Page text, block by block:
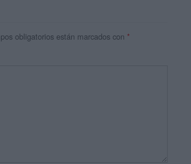
obligatorios están marcados con *